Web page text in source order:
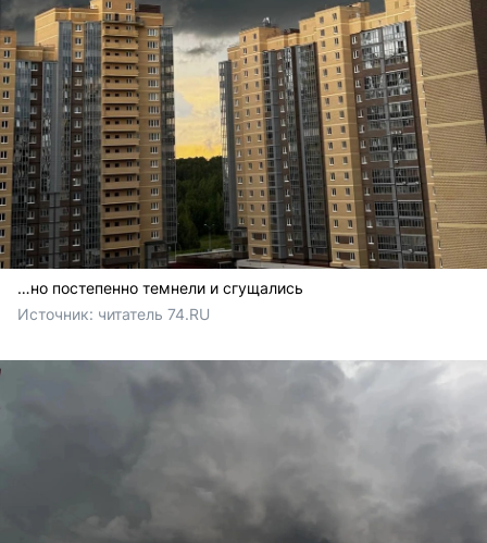
…но постепенно темнели и сгущались
Источник: читатель 74.RU